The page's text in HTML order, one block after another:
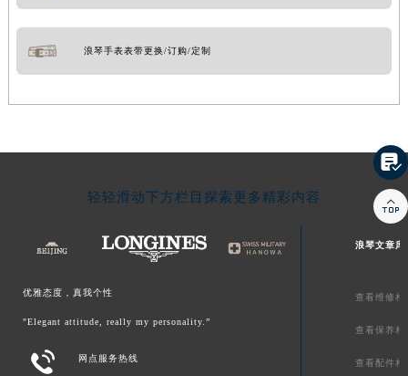
浪琴手表表带更换/订购/定制
轻轻滑动下方栏目探索更多精彩内容
优雅态度，真我个性
"Elegant attitude, really my personality.”
 网点服务热线
浪琴文章库
查看维修相
查看保养相
查看配件相

